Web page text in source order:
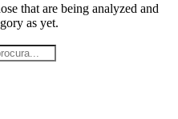
that are being analyzed and
as yet.